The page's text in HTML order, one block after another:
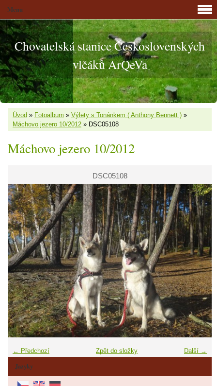
Chovatelská stanice Československých
vlčáků ArQeVa
Úvod » Fotoalbum » Výlety s Tonánkem ( Anthony Bennett ) »
Máchovo jezero 10/2012 » DSC05108
Máchovo jezero 10/2012
DSC05108
← Předchozí Další →
Zpět do složky
Jazyky
Menu